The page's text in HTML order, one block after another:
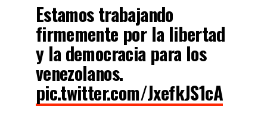
Estamos trabajando
firmemente por la libertad
y la democracia para los
venezolanos.
pic.twitter.com/JxefkJS1cA